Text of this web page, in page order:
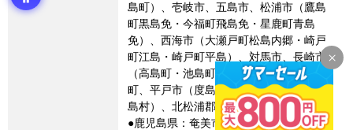
島町）、壱岐市、五島市、松浦市（鷹島
町黒島免・今福町飛島免・星鹿町青島
免）、西海市（大瀬戸町松島内郷・崎戸
町江島・崎戸町平島）、対馬市、長崎市
（高島町・池島町）、南松浦郡新上五島
町、平戸市（度島町・田平町横島免・大
島村）、北松浦郡小値賀町
●鹿児島県：奄美市、熊毛郡、薩摩川内市